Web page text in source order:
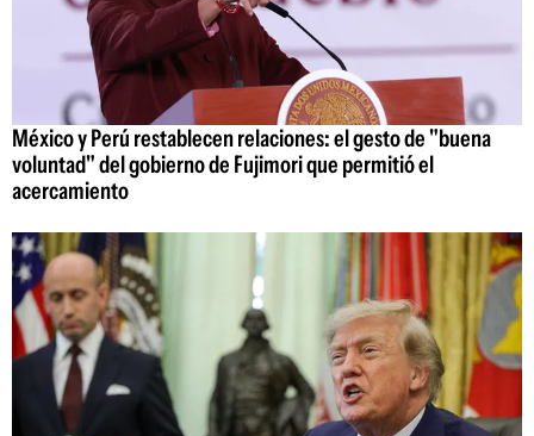
México y Perú restablecen relaciones: el gesto de "buena
voluntad" del gobierno de Fujimori que permitió el
acercamiento